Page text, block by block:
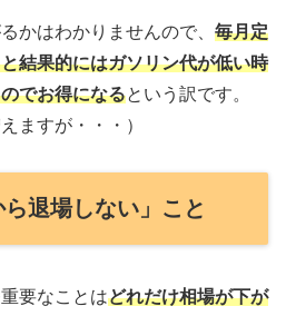
かはわかりませんので、 毎月定
結果的にはガソリン代が低い時
でお得になるという訳です。
ますが・・・）
退場しない」こと
要なことはどれだけ相場が下が